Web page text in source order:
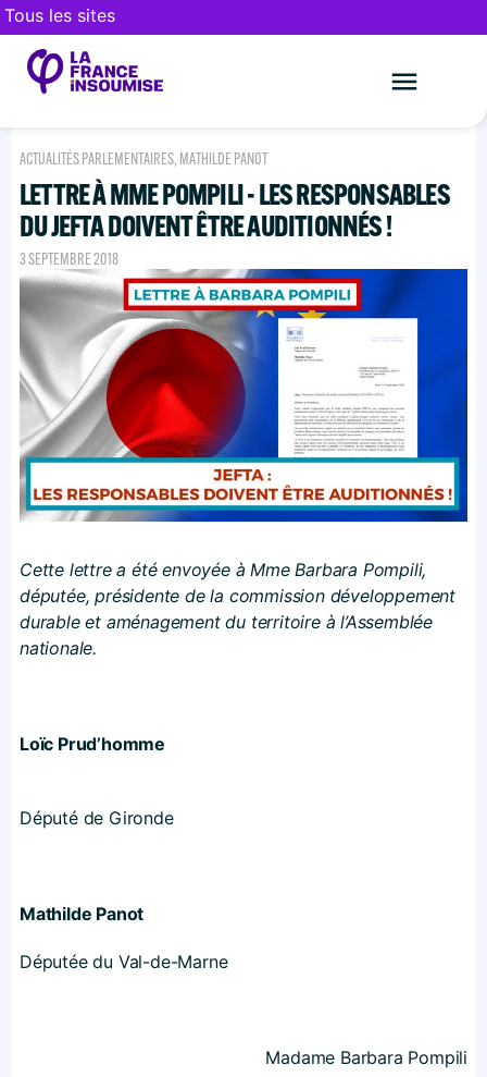
Tous les sites
ACTUALITÉS PARLEMENTAIRES, MATHILDE PANOT
LETTRE À MME POMPILI - LES RESPONSABLES
DU JEFTA DOIVENT ÊTRE AUDITIONNÉS !
3 SEPTEMBRE 2018
Cette lettre a été envoyée à Mme Barbara Pompili,
députée, présidente de la commission développement
durable et aménagement du territoire à l’Assemblée
nationale.
Loïc Prud’homme
Député de Gironde
Mathilde Panot
Députée du Val-de-Marne
Madame Barbara Pompili